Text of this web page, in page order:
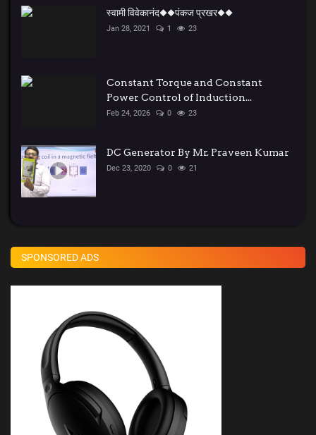
स्वामी विवेकानंद◆◆पंकज प्रखर◆◆
Jan 28, 2021 1 23
Constant Torque and Constant
Power Control of Induction...
Feb 24, 2026 0 23
DC Generator By Mr. Praveen Kumar
Dec 23, 2020 0 21
SPONSORED ADS